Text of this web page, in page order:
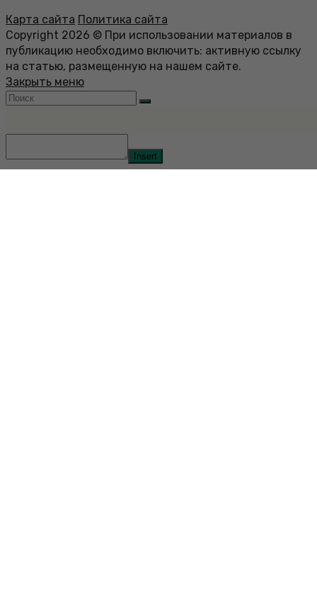
Карта сайта Политика сайта
Copyright 2026 © При использовании материалов в
публикацию необходимо включить: активную ссылку
на статью, размещенную на нашем сайте.
Закрыть меню
Insert